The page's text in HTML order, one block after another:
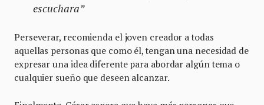
escuchara”
Perseverar, recomienda el joven creador a todas
aquellas personas que como él, tengan una necesidad de
expresar una idea diferente para abordar algún tema o
cualquier sueño que deseen alcanzar.